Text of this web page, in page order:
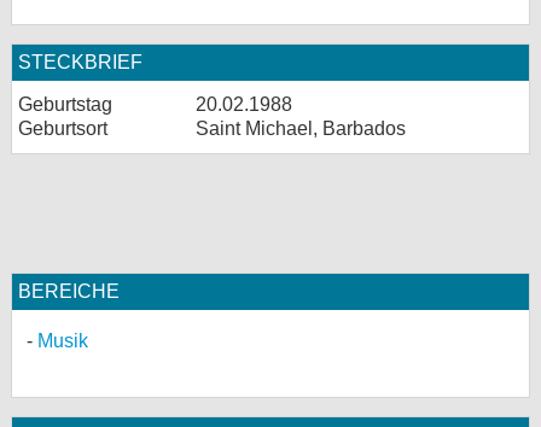
STECKBRIEF
Geburtstag
20.02.1988
Geburtsort
Saint Michael, Barbados
BEREICHE
Musik